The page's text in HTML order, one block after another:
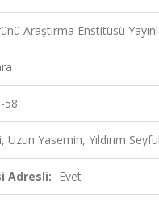
Araştırma Enstitüsü
58
Uzun Yasemin, Yıldırım
Adresli: Evet